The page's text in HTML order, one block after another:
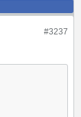
#3237